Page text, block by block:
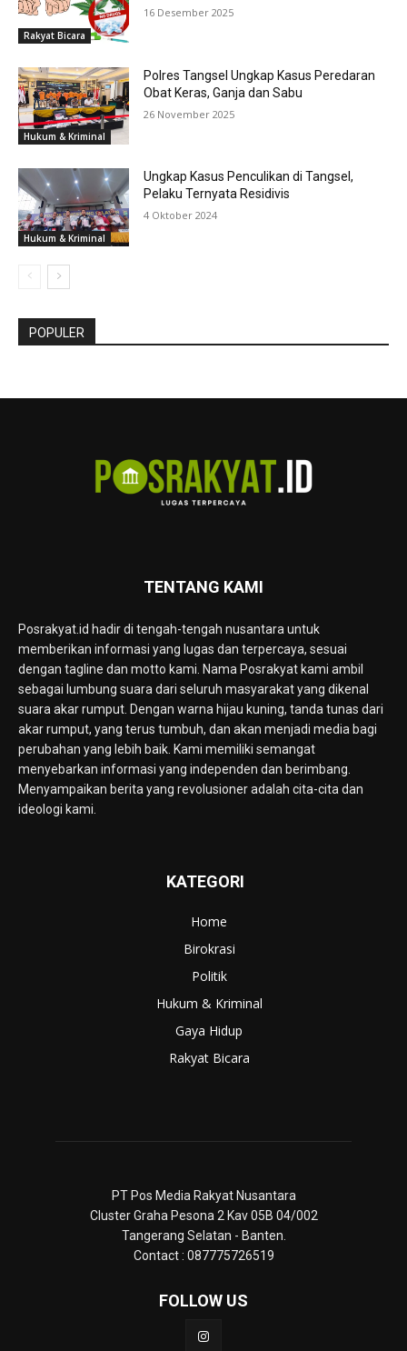
Rakyat Bicara
16 Desember 2025
Hukum & Kriminal
Polres Tangsel Ungkap Kasus Peredaran
Obat Keras, Ganja dan Sabu
26 November 2025
Hukum & Kriminal
Ungkap Kasus Penculikan di Tangsel,
Pelaku Ternyata Residivis
4 Oktober 2024
POPULER
TENTANG KAMI
Posrakyat.id hadir di tengah-tengah nusantara untuk
memberikan informasi yang lugas dan terpercaya, sesuai
dengan tagline dan motto kami. Nama Posrakyat kami ambil
sebagai lumbung suara dari seluruh masyarakat yang dikenal
suara akar rumput. Dengan warna hijau kuning, tanda tunas dari
akar rumput, yang terus tumbuh, dan akan menjadi media bagi
perubahan yang lebih baik. Kami memiliki semangat
menyebarkan informasi yang independen dan berimbang.
Menyampaikan berita yang revolusioner adalah cita-cita dan
ideologi kami.
KATEGORI
Home
Birokrasi
Politik
Hukum & Kriminal
Gaya Hidup
Rakyat Bicara
PT Pos Media Rakyat Nusantara
Cluster Graha Pesona 2 Kav 05B 04/002
Tangerang Selatan - Banten.
Contact : 087775726519
FOLLOW US